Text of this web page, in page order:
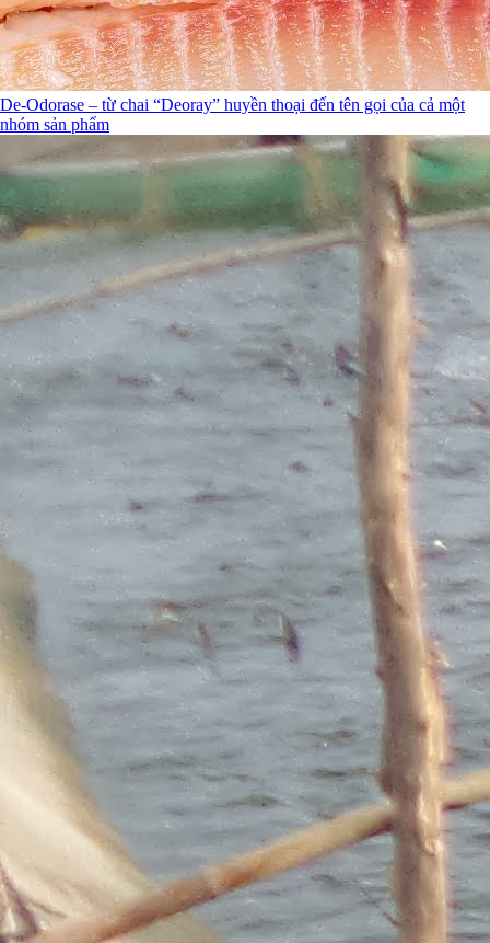
De-Odorase – từ chai “Deoray” huyền thoại đến tên gọi của cả một
nhóm sản phẩm